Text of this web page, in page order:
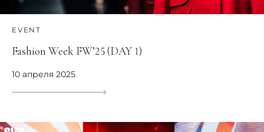
EVENT
Fashion Week FW’25 (DAY 1)
10 апреля 2025